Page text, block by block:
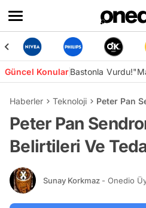
Güncel KonularBastonla Vurdu!
Haberler Teknoloji Peter Pan
Peter Pan
Belirtileri Ve
Sunay Korkmaz - Onedio